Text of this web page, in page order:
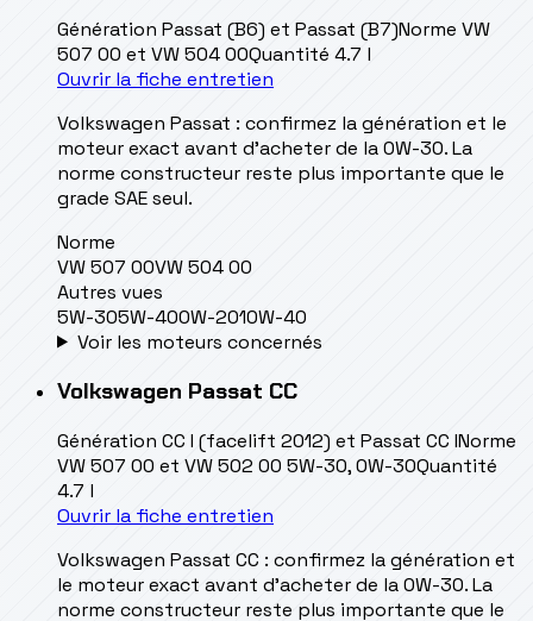
Génération Passat (B6) et Passat (B7)Norme VW
507 00 et VW 504 00Quantité 4.7 l
Ouvrir la fiche entretien
Volkswagen Passat : confirmez la génération et le
moteur exact avant d’acheter de la 0W-30. La
norme constructeur reste plus importante que le
grade SAE seul.
Norme
VW 507 00VW 504 00
Autres vues
5W-305W-400W-2010W-40
Voir les moteurs concernés
Volkswagen Passat CC
Génération CC I (facelift 2012) et Passat CC INorme
VW 507 00 et VW 502 00 5W-30, 0W-30Quantité
4.7 l
Ouvrir la fiche entretien
Volkswagen Passat CC : confirmez la génération et
le moteur exact avant d’acheter de la 0W-30. La
norme constructeur reste plus importante que le